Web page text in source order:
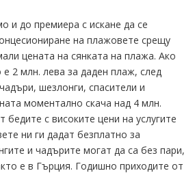
и до премиера с искане да се
на плажовете срещу
цената на сянката на плажа. Ако
2 млн. лева за даден плаж, след
шезлонги, спасители и
моментално скача над 4 млн.
бедите с високите цени на услугите
ни ги дадат безплатно за
и чадърите могат да са без пари,
е в Гърция. Годишно приходите от